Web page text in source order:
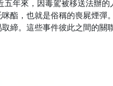
年來，因毒駕被移送法辦
酯，也就是俗稱的喪屍煙
締。這些事件彼此之間的